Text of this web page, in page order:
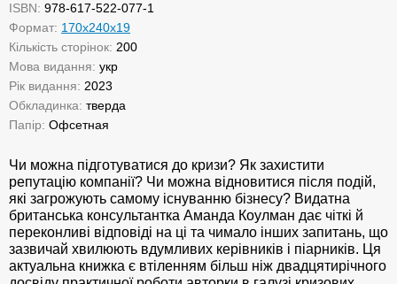
ISBN: 978-617-522-077-1
Формат: 170х240х19
Кількість сторінок: 200
Мова видання: укр
Рік видання: 2023
Обкладинка: тверда
Папір: Офсетная
Чи можна підготуватися до кризи? Як захистити
репутацію компанії? Чи можна відновитися після подій,
які загрожують самому існуванню бізнесу? Видатна
британська консультантка Аманда Коулман дає чіткі й
переконливі відповіді на ці та чимало інших запитань, що
зазвичай хвилюють вдумливих керівників і піарників. Ця
актуальна книжка є втіленням більш ніж двадцятирічного